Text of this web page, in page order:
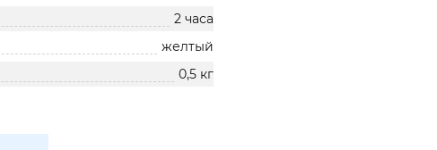
2 часа
желтый
0,5 кг